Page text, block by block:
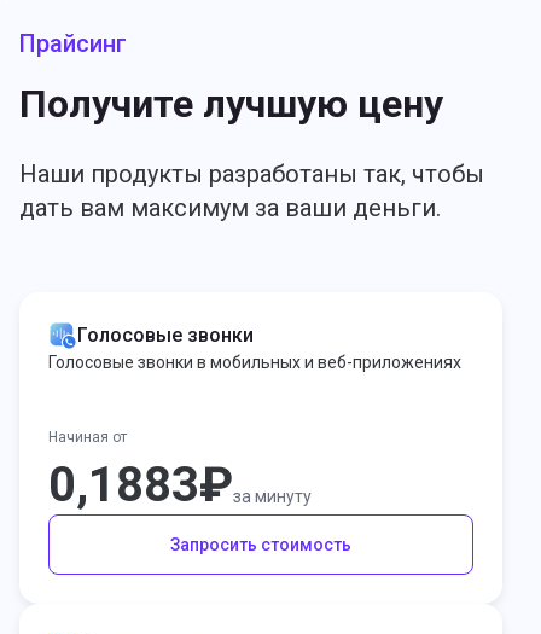
Прайсинг
Получите лучшую цену
Наши продукты разработаны так, чтобы
дать вам максимум за ваши деньги.
Голосовые звонки
Голосовые звонки в мобильных и веб-приложениях
Начиная от
0,1883₽за минуту
Запросить стоимость